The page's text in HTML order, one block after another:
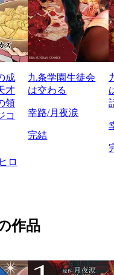
成
才
領
コ
ロ
九条学園生徒会
は交わる
幸路/月夜涙
完結
作品